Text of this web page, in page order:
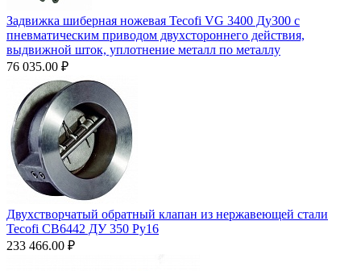
Задвижка шиберная ножевая Tecofi VG 3400 Ду300 с
пневматическим приводом двухстороннего действия,
выдвижной шток, уплотнение металл по металлу
76 035.00 ₽
Двухстворчатый обратный клапан из нержавеющей стали
Tecofi CB6442 ДУ 350 Ру16
233 466.00 ₽